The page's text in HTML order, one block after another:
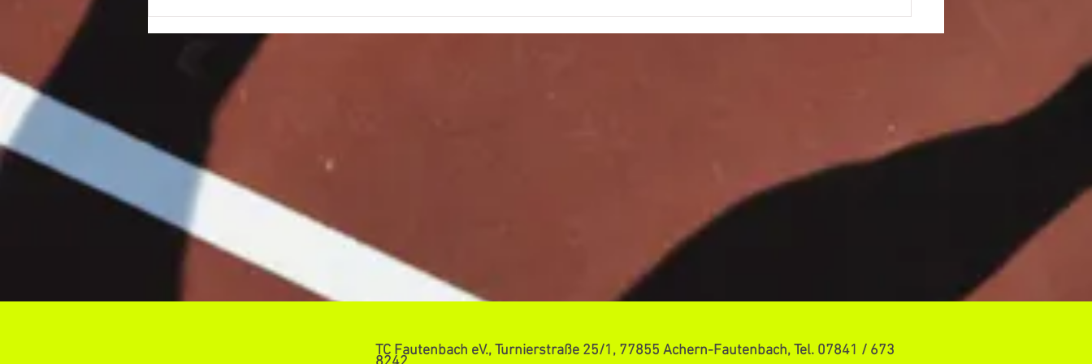
TC Fautenbach eV., Turnierstraße 25/1, 77855 Achern-Fautenbach, Tel. 07841 / 673